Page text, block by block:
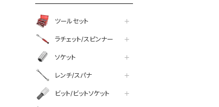
ツールセット
ラチェット/スピンナー
ソケット
レンチ/スパナ
ビット/ビットソケット